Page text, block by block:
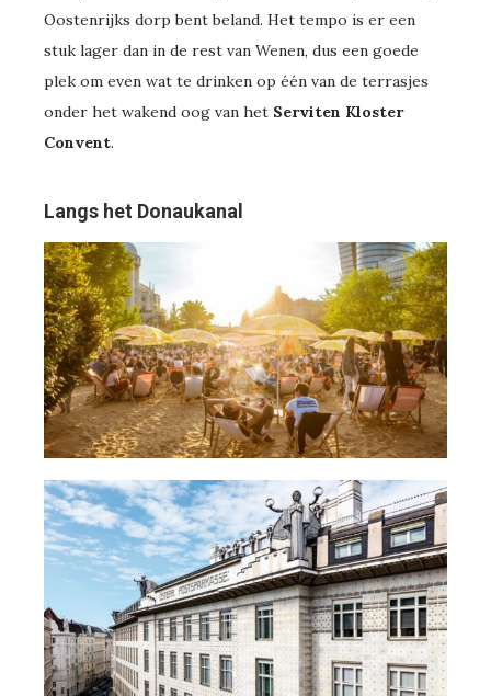
Oostenrijks dorp bent beland. Het tempo is er een
stuk lager dan in de rest van Wenen, dus een goede
plek om even wat te drinken op één van de terrasjes
onder het wakend oog van het Serviten Kloster
Convent.
Langs het Donaukanal